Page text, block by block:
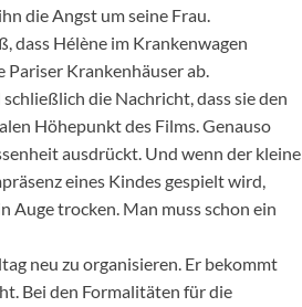
die Angst um seine Frau.
dass Hélène im Krankenwagen
Krankenhäuser ab.
die Nachricht, dass sie den
Höhepunkt des Films. Genauso
ausdrückt. Und wenn der kleine
eines Kindes gespielt wird,
Auge trocken. Man muss schon ein
neu zu organisieren. Er bekommt
Bei den Formalitäten für die